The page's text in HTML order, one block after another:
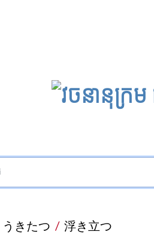
うきたつ / 浮き立つ